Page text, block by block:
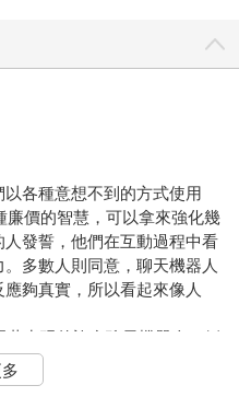
各種意想不到的方式使用
價的智慧，可以拿來強化幾
發誓，他們在互動過程中看
多數人則同意，聊天機器人
夠真實，所以看起來像人
著出現的許多聊天機器人，例
有知覺的生物。它們對人們
們的感受沒有概念，也沒辦